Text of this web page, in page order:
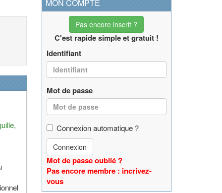
MON COMPTE
Pas encore inscrit ?
C'est rapide simple et gratuit !
Identifiant
Mot de passe
Connexion automatique ?
Connexion
Mot de passe oublié ?
Pas encore membre : incrivez-
vous